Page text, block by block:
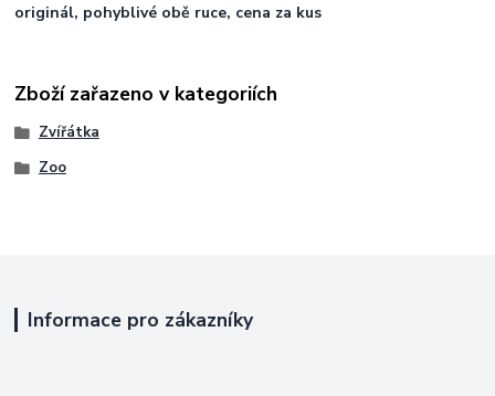
originál, pohyblivé obě ruce, cena za kus
Zboží zařazeno v kategoriích
Zvířátka
Zoo
Informace pro zákazníky